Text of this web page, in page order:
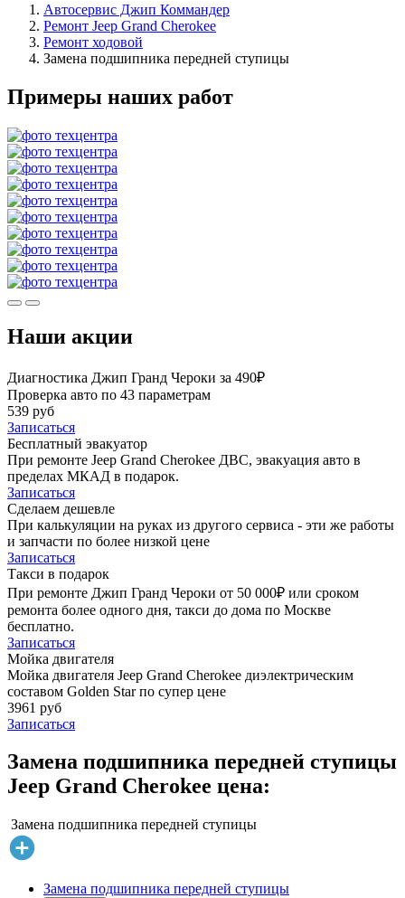
Автосервис Джип Коммандер
Ремонт Jeep Grand Cherokee
Ремонт ходовой
Замена подшипника передней ступицы
Примеры наших работ
Наши акции
Диагностика Джип Гранд Чероки за 490₽
Проверка авто по 43 параметрам
539 руб
Записаться
Бесплатный эвакуатор
При ремонте Jeep Grand Cherokee ДВС, эвакуация авто в
пределах МКАД в подарок.
Записаться
Сделаем дешевле
При калькуляции на руках из другого сервиса - эти же работы
и запчасти по более низкой цене
Записаться
Такси в подарок
При ремонте Джип Гранд Чероки от 50 000₽ или сроком
ремонта более одного дня, такси до дома по Москве
бесплатно.
Записаться
Мойка двигателя
Мойка двигателя Jeep Grand Cherokee диэлектрическим
составом Golden Star по супер цене
3961 руб
Записаться
Замена подшипника передней ступицы
Jeep Grand Cherokee цена:
Замена подшипника передней ступицы
Замена подшипника передней ступицы